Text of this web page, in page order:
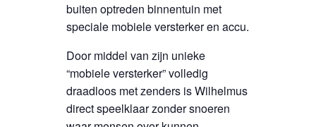
buiten optreden binnentuin met
speciale mobiele versterker en accu.
Door middel van zijn unieke
“mobiele versterker” volledig
draadloos met zenders is Wilhelmus
direct speelklaar zonder snoeren